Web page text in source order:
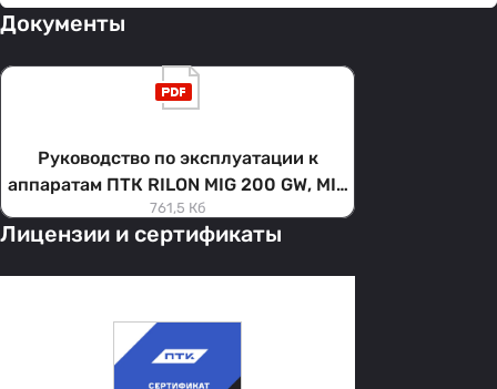
Документы
Руководство по эксплуатации к
аппаратам ПТК RILON MIG 200 GW, MIG
250 GW, MIG 300 GW
761,5 Кб
Лицензии и сертификаты